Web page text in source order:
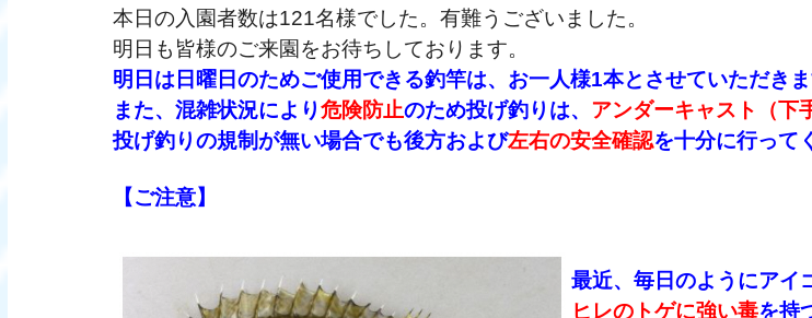
本日の入園者数は121名様でした。有難うございました。
明日も皆様のご来園をお待ちしております。
明日は日曜日のためご使用できる釣竿は、お一人様1本とさせていただきま
また、混雑状況により危険防止のため投げ釣りは、 アンダーキャスト（下
投げ釣りの規制が無い場合でも後方および左右の安全確認を十分に行って
【ご注意】
最近、毎日のようにアイ
ヒレのトゲに強い毒を持